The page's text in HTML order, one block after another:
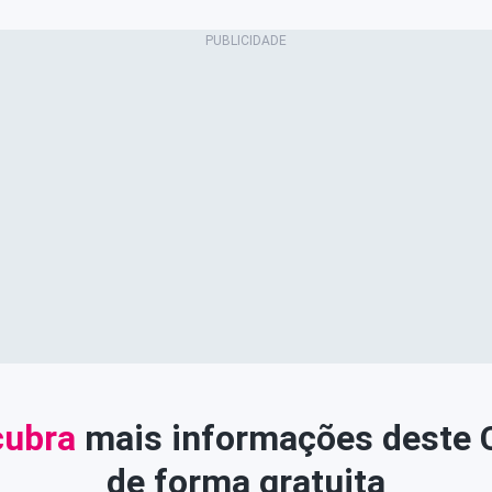
mais informações deste
de forma gratuita